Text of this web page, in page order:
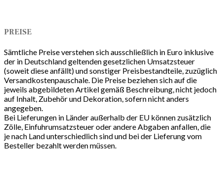
PREISE
Sämtliche Preise verstehen sich ausschließlich in Euro inklusive
der in Deutschland geltenden gesetzlichen Umsatzsteuer
(soweit diese anfällt) und sonstiger Preisbestandteile, zuzüglich
Versandkostenpauschale. Die Preise beziehen sich auf die
jeweils abgebildeten Artikel gemäß Beschreibung, nicht jedoch
auf Inhalt, Zubehör und Dekoration, sofern nicht anders
angegeben.
Bei Lieferungen in Länder außerhalb der EU können zusätzlich
Zölle, Einfuhrumsatzsteuer oder andere Abgaben anfallen, die
je nach Land unterschiedlich sind und bei der Lieferung vom
Besteller bezahlt werden müssen.